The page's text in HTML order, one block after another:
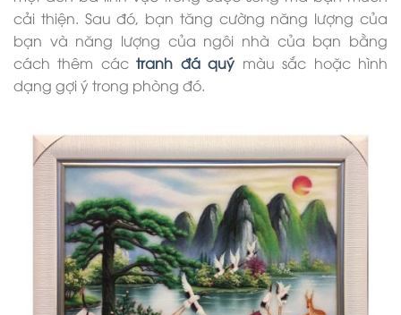
cải thiện. Sau đó, bạn tăng cường năng lượng của
bạn và năng lượng của ngôi nhà của bạn bằng
cách thêm cáctranh đá quý màu sắc hoặc hình
dạng gợi ý trong phòng đó.